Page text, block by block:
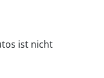
ist nicht